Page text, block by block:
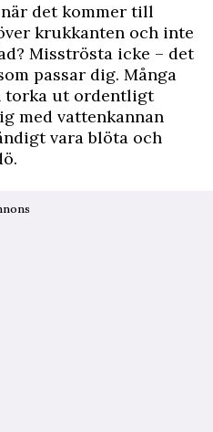
det kommer till
krukkanten och inte
Misströsta icke – det
passar dig. Många
torka ut ordentligt
med vattenkannan
vara blöta och